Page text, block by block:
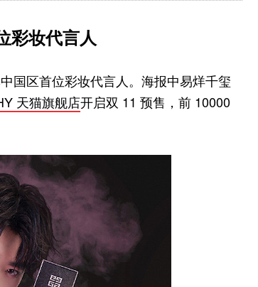
彩妆代言人
国区首位彩妆代言人。海报中易烊千玺
天猫旗舰店开启双 11 预售，前 10000